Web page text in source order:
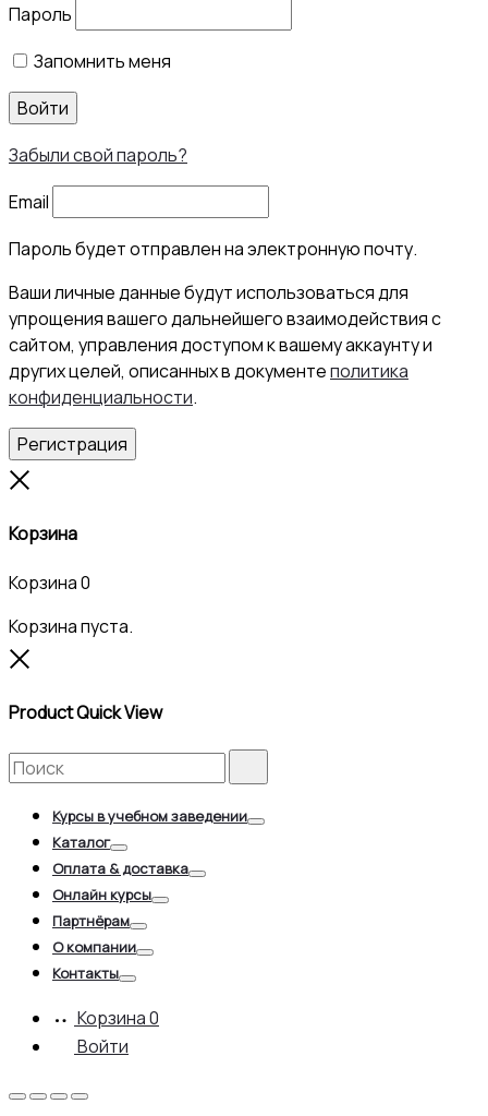
Пароль
Запомнить меня
Войти
Забыли свой пароль?
Email
Пароль будет отправлен на электронную почту.
Ваши личные данные будут использоваться для
упрощения вашего дальнейшего взаимодействия с
сайтом, управления доступом к вашему аккаунту и
других целей, описанных в документеполитика
конфиденциальности.
Регистрация
Корзина
Корзина0
Корзина пуста.
Product Quick View
Search
for:
Курсы в учебном заведении
Каталог
Toggle
Оплата & доставка
Онлайн курсы
Партнёрам
О компании
Контакты
Корзина0
Войти